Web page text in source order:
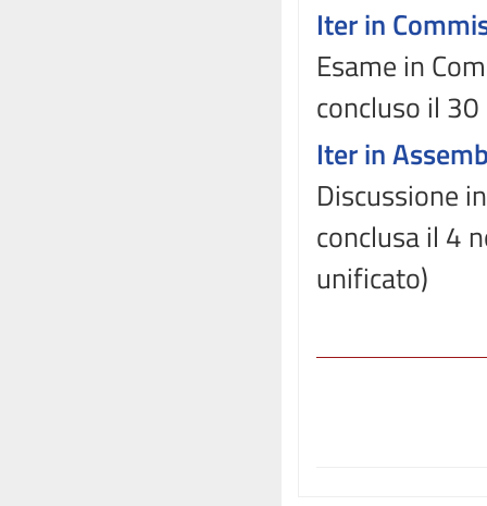
Iter in
Esame in
concluso il
Iter in
Discussione
conclusa il 4
unificato)